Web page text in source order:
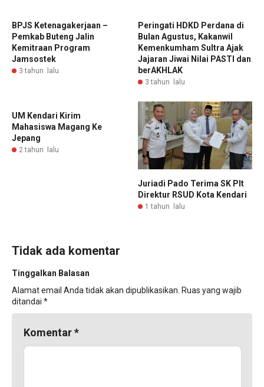
BPJS Ketenagakerjaan –
Pemkab Buteng Jalin
Kemitraan Program
Jamsostek
3 tahun lalu
Peringati HDKD Perdana di
Bulan Agustus, Kakanwil
Kemenkumham Sultra Ajak
Jajaran Jiwai Nilai PASTI dan
berAKHLAK
3 tahun lalu
UM Kendari Kirim
Mahasiswa Magang Ke
Jepang
2 tahun lalu
Juriadi Pado Terima SK Plt
Direktur RSUD Kota Kendari
1 tahun lalu
Tidak ada komentar
Tinggalkan Balasan
Alamat email Anda tidak akan dipublikasikan. Ruas yang wajib
ditandai *
Komentar*